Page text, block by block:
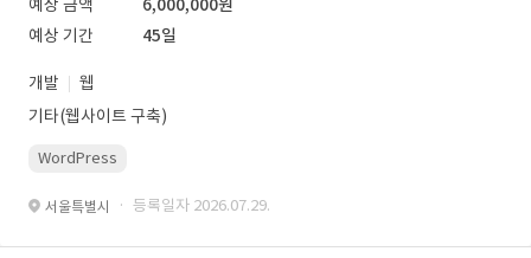
예상 금액
6,000,000원
예상 기간
45일
개발
웹
기타(웹사이트 구축)
WordPress
서울특별시 · 등록일자 2026.07.29.